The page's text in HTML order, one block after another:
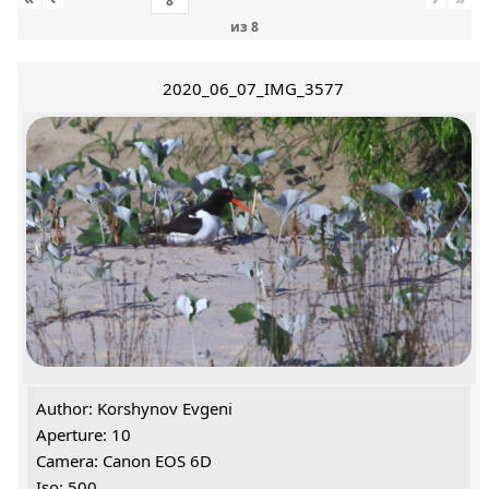
из 8
2020_06_07_IMG_3577
Author: Korshynov Evgeni
Aperture: 10
Camera: Canon EOS 6D